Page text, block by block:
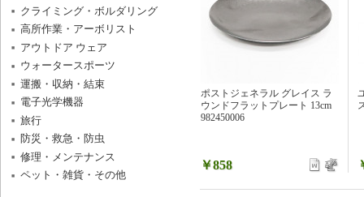
ポストジェネラル グレイス ラ
ウンドフラットプレート 13cm
982450006
￥858
クライミング・ボルダリング
高所作業・アーボリスト
アウトドア ウェア
ウォータースポーツ
運搬・収納・結束
電子光学機器
旅行
防災・救急・防虫
修理・メンテナンス
ペット・雑貨・その他